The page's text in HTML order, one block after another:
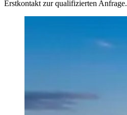
Erstkontakt zur qualifizierten Anfrage.